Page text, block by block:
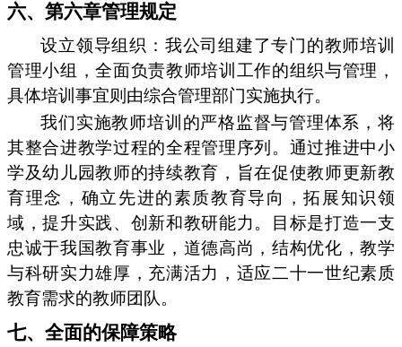
六、第六章管理规定
设立领导组织：我公司组建了专门的教师培训
管理小组，全面负责教师培训工作的组织与管理，
具体培训事宜则由综合管理部门实施执行。
我们实施教师培训的严格监督与管理体系，将
其整合进教学过程的全程管理序列。通过推进中小
学及幼儿园教师的持续教育，旨在促使教师更新教
育理念，确立先进的素质教育导向，拓展知识领
域，提升实践、创新和教研能力。目标是打造一支
忠诚于我国教育事业，道德高尚，结构优化，教学
与科研实力雄厚，充满活力，适应二十一世纪素质
教育需求的教师团队。
七、全面的保障策略